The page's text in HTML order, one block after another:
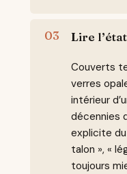
Lire
Couverts
verres
intérieur
décennies
explicite
talon », «
toujours